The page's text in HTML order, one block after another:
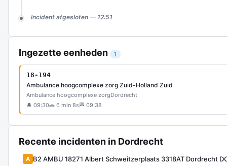
Incident afgesloten — 12:51
Ingezette eenheden 1
18-194
Ambulance hoogcomplexe zorg Zuid-Holland Zuid
Ambulance hoogcomplexe zorgDordrecht
🔔 09:30🚗 6 min 8s 🏁 09:38
Recente incidenten in Dordrecht
A B2 AMBU 18271 Albert Schweitzerplaats 3318AT Dordrecht